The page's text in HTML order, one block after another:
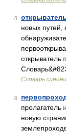
8 открыватель
новых путей,
открыватель
Словарь
9
пролагатель
новую